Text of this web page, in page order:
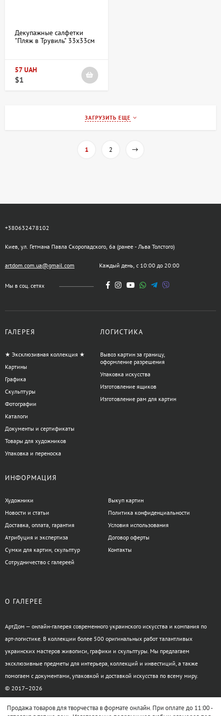
Декупажные салфетки
"Пляж в Трувиль" 33х33см
57 UAH
$1
ЗАГРУЗИТЬ ЕЩЕ
1 2
+380632478102
Киев, ул. Гетмана Павла Скоропадского, 6а (ранее - Льва Толстого)
artdom.com.ua@gmail.com Каждый день, с 10:00 до 20:00
Мы в соц. сетях
ГАЛЕРЕЯ
★ Эксклюзивная коллекция ★
Картины
Графика
Скульптуры
Фотографии
Каталоги
Документы и сертификаты
Товары для художников
Упаковка и переноска
ЛОГИСТИКА
Вывоз картин за границу,
оформление разрешения
Упаковка искусства
Изготовление ящиков
Изготовление рам для картин
ИНФОРМАЦИЯ
Художники
Новости и статьи
Доставка, оплата, гарантия
Атрибуция и экспертиза
Сумки для картин, скульптур
Сотрудничество с галереей
Выкуп картин
Политика конфиденциальности
Условия использования
Договор оферты
Контакты
О ГАЛЕРЕЕ
АртДом — онлайн-галерея современного украинского искусства и компания по
арт-логистике. В коллекции более 500 оригинальных работ талантливых
украинских мастеров живописи, графики и скульптуры. Мы предлагаем
эксклюзивные предметы для интерьера, коллекций и инвестиций, а также
помогаем с документами, упаковкой и доставкой искусства по всему миру.
© 2017–2026
Продажа товаров для творчества в формате онлайн. При оплате до 11:00 -